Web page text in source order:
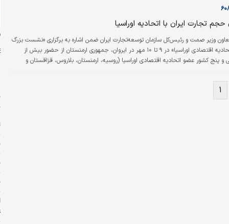
وزیر صمت و رئیس‌کل سازمان توسعه‌تجارت ایران ضمن اشاره به بر‌‌گزاری «نشست بزرگ
تجاری ایران و اتحادیه اقتصادی اوراسیا» در ۹ تا ۱۰ مهر در ایروان، جمهوری ارمنستان از حضور بیش از
و پنج کشور عضو اتحادیه اقتصادی اوراسیا (روسیه، ارمنستان، بلاروس، قزاقستان و
۱